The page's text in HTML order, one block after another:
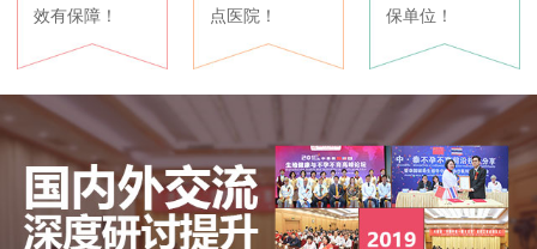
效有保障！
点医院！
保单位！